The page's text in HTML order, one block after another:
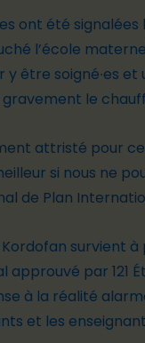
ont été
l’école
y être soigné∙es et
le
attristé pour
si nous ne
de Plan
survient à
approuvé par 121
à la réalité
et les